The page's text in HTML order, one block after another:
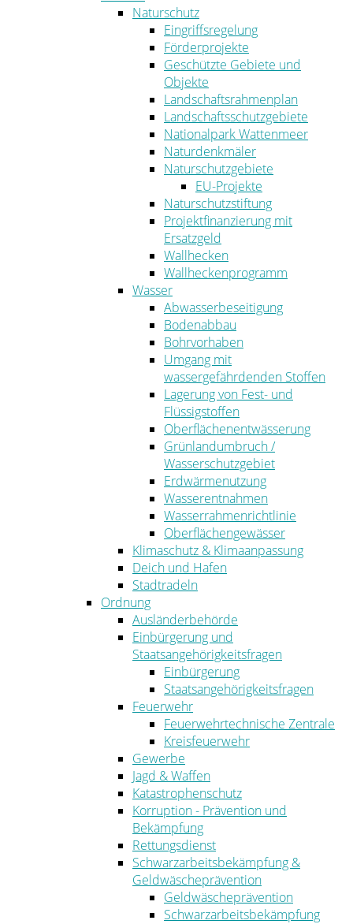
Naturschutz
Eingriffsregelung
Förderprojekte
Geschützte Gebiete und
Objekte
Landschaftsrahmenplan
Landschaftsschutzgebiete
Nationalpark Wattenmeer
Naturdenkmäler
Naturschutzgebiete
EU-Projekte
Naturschutzstiftung
Projektfinanzierung mit
Ersatzgeld
Wallhecken
Wallheckenprogramm
Wasser
Abwasserbeseitigung
Bodenabbau
Bohrvorhaben
Umgang mit
wassergefährdenden Stoffen
Lagerung von Fest- und
Flüssigstoffen
Oberflächenentwässerung
Grünlandumbruch /
Wasserschutzgebiet
Erdwärmenutzung
Wasserentnahmen
Wasserrahmenrichtlinie
Oberflächengewässer
Klimaschutz & Klimaanpassung
Deich und Hafen
Stadtradeln
Ordnung
Ausländerbehörde
Einbürgerung und
Staatsangehörigkeitsfragen
Einbürgerung
Staatsangehörigkeitsfragen
Feuerwehr
Feuerwehrtechnische Zentrale
Kreisfeuerwehr
Gewerbe
Jagd & Waffen
Katastrophenschutz
Korruption - Prävention und
Bekämpfung
Rettungsdienst
Schwarzarbeitsbekämpfung &
Geldwäscheprävention
Geldwäscheprävention
Schwarzarbeitsbekämpfung